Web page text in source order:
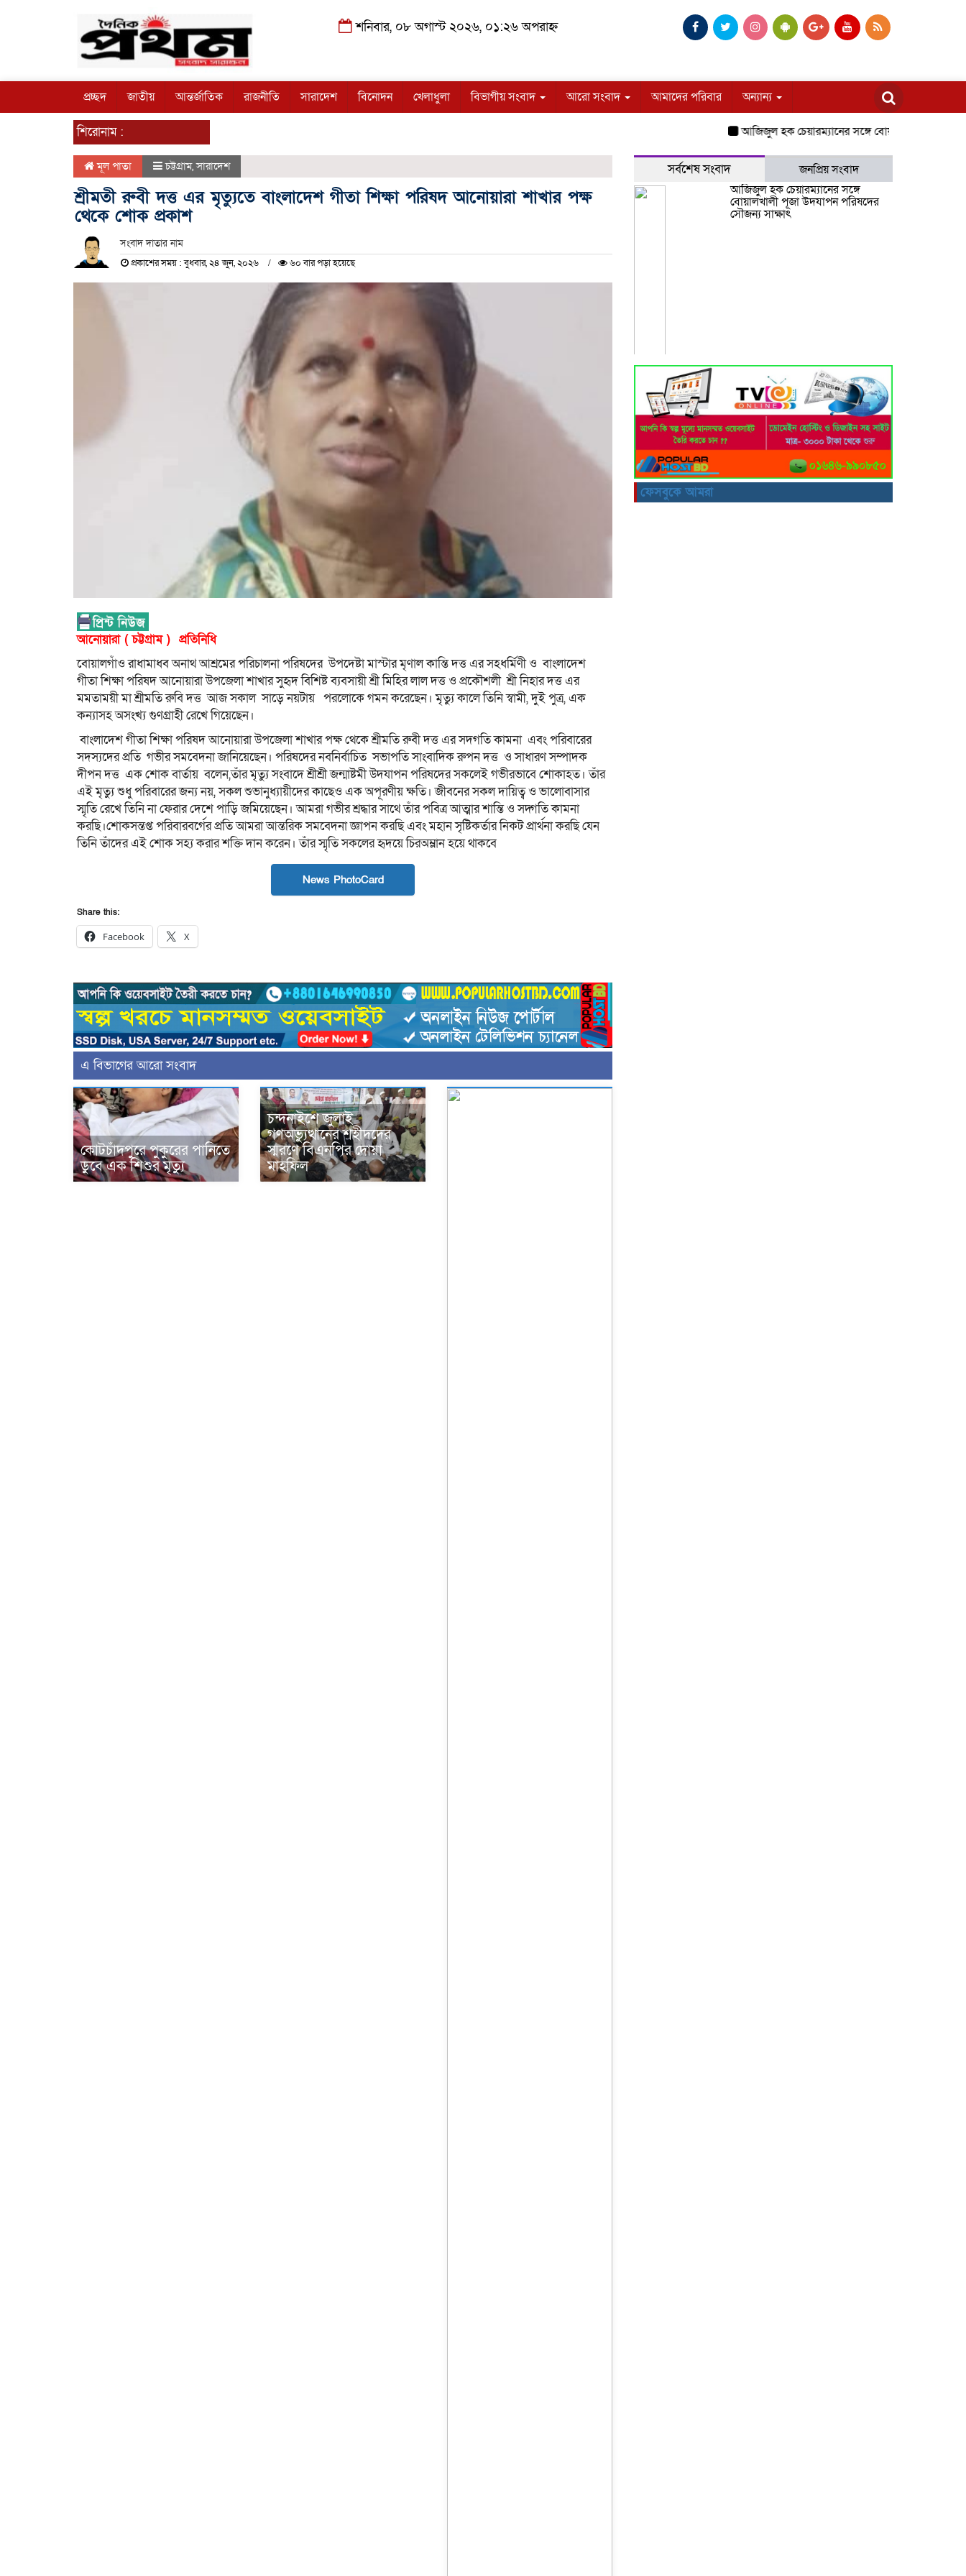
শনিবার, ০৮ অগাস্ট ২০২৬, ০১:২৬ অপরাহ্ন
প্রচ্ছদ জাতীয় আন্তর্জাতিক রাজনীতি সারাদেশ বিনোদন খেলাধুলা বিভাগীয় সংবাদ আরো সংবাদ আমাদের পরিবার অন্যান্য
শিরোনাম : আজিজুল হক চেয়ারম্যানের সঙ্গে বোয়ালখালী পূজা উদযাপন
মূল পাতা চট্টগ্রাম,সারাদেশ
শ্রীমতী রুবী দত্ত এর মৃত্যুতে বাংলাদেশ গীতা শিক্ষা পরিষদ আনোয়ারা শাখার পক্ষ
থেকে শোক প্রকাশ
সংবাদ দাতার নাম
প্রকাশের সময় : বুধবার, ২৪ জুন, ২০২৬ ৬০ বার পড়া হয়েছে
আনোয়ারা ( চট্টগ্রাম ) প্রতিনিধি
‎বোয়ালগাঁও রাধামাধব অনাথ আশ্রমের পরিচালনা পরিষদের উপদেষ্টা মাস্টার মৃণাল কান্তি দত্ত এর সহধর্মিণী ও বাংলাদেশ
গীতা শিক্ষা পরিষদ আনোয়ারা উপজেলা শাখার সুহৃদ বিশিষ্ট ব্যবসায়ী শ্রী মিহির লাল দত্ত ও প্রকৌশলী শ্রী নিহার দত্ত এর
মমতাময়ী মা শ্রীমতি রুবি দত্ত আজ সকাল সাড়ে নয়টায় পরলোকে গমন করেছেন। মৃত্যু কালে তিনি স্বামী, দুই পুত্র, এক
কন্যাসহ অসংখ্য গুণগ্রাহী রেখে গিয়েছেন।
‎ বাংলাদেশ গীতা শিক্ষা পরিষদ আনোয়ারা উপজেলা শাখার পক্ষ থেকে শ্রীমতি রুবী দত্ত এর সদগতি কামনা এবং পরিবারের
সদস্যদের প্রতি গভীর সমবেদনা জানিয়েছেন। পরিষদের নবনির্বাচিত সভাপতি সাংবাদিক রুপন দত্ত ও সাধারণ সম্পাদক
দীপন দত্ত এক শোক বার্তায় বলেন,তাঁর মৃত্যু সংবাদে শ্রীশ্রী জন্মাষ্টমী উদযাপন পরিষদের সকলেই গভীরভাবে শোকাহত। তাঁর
এই মৃত্যু শুধু পরিবারের জন্য নয়, সকল শুভানুধ্যায়ীদের কাছেও এক অপূরণীয় ক্ষতি। জীবনের সকল দায়িত্ব ও ভালোবাসার
স্মৃতি রেখে তিনি না ফেরার দেশে পাড়ি জমিয়েছেন। আমরা গভীর শ্রদ্ধার সাথে তাঁর পবিত্র আত্মার শান্তি ও সদ্গতি কামনা
করছি।শোকসন্তপ্ত পরিবারবর্গের প্রতি আমরা আন্তরিক সমবেদনা জ্ঞাপন করছি এবং মহান সৃষ্টিকর্তার নিকট প্রার্থনা করছি যেন
তিনি তাঁদের এই শোক সহ্য করার শক্তি দান করেন। তাঁর স্মৃতি সকলের হৃদয়ে চিরঅম্লান হয়ে থাকবে
News PhotoCard
Share this:
Facebook X
এ বিভাগের আরো সংবাদ
কোটচাঁদপুরে পুকুরের পানিতে
ডুবে এক শিশুর মৃত্যু
চন্দনাইশে জুলাই
গণঅভ্যুত্থানের শহীদদের
স্মরণে বিএনপির দোয়া
মাহফিল
সর্বশেষ সংবাদ
জনপ্রিয় সংবাদ
আজিজুল হক চেয়ারম্যানের সঙ্গে
বোয়ালখালী পূজা উদযাপন পরিষদের
সৌজন্য সাক্ষাৎ
ফেসবুকে আমরা